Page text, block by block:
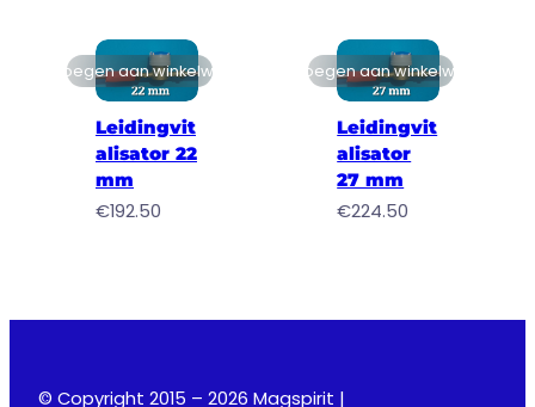
Toevoegen aan winkelwagen
Leidingvit
alisator 22
mm
€192.50
Toevoegen aan winkelwagen
Leidingvit
alisator
27 mm
€224.50
© Copyright 2015 – 2026 Magspirit |